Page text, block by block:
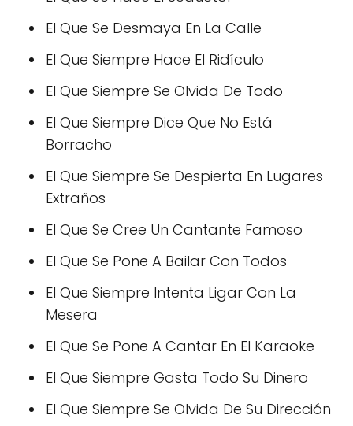
El Que Se Desmaya En La Calle
El Que Siempre Hace El Ridículo
El Que Siempre Se Olvida De Todo
El Que Siempre Dice Que No Está
Borracho
El Que Siempre Se Despierta En Lugares
Extraños
El Que Se Cree Un Cantante Famoso
El Que Se Pone A Bailar Con Todos
El Que Siempre Intenta Ligar Con La
Mesera
El Que Se Pone A Cantar En El Karaoke
El Que Siempre Gasta Todo Su Dinero
El Que Siempre Se Olvida De Su Dirección